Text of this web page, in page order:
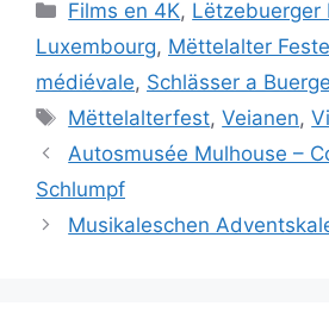
Catégories
Films en 4K, Lëtzebuerger
Luxembourg, Mëttelalter
médiévale, Schlässer a
Étiquettes
Mëttelalterfest,Veianen,
Autosmusée Mulhouse –
Schlumpf
Musikaleschen